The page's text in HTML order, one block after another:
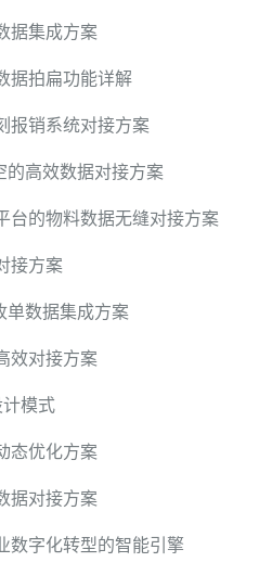
据集成方案
据拍扁功能详解
报销系统对接方案
的高效数据对接方案
台的物料数据无缝对接方案
接方案
单数据集成方案
效对接方案
模式
态优化方案
据对接方案
数字化转型的智能引擎